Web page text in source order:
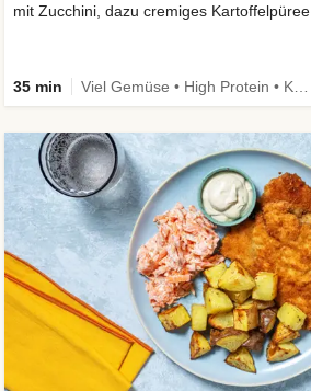
mit Zucchini, dazu cremiges Kartoffelpüree
35 min